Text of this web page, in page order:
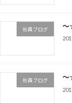
社員ブログ ～
社員ブログ ～